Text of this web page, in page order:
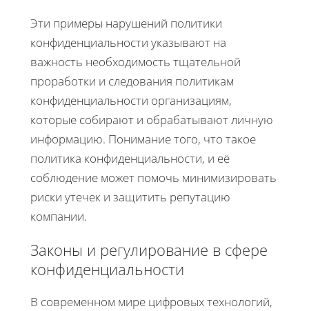
Эти примеры нарушений политики
конфиденциальности указывают на
важность необходимость тщательной
проработки и следования политикам
конфиденциальности организациям,
которые собирают и обрабатывают личную
информацию. Понимание того, что такое
политика конфиденциальности, и её
соблюдение может помочь минимизировать
риски утечек и защитить репутацию
компании.
Законы и регулирование в сфере
конфиденциальности
В современном мире цифровых технологий,